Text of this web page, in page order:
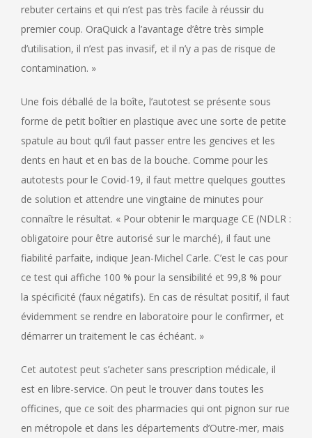
rebuter certains et qui n’est pas très facile à réussir du
premier coup. OraQuick a l’avantage d’être très simple
d’utilisation, il n’est pas invasif, et il n’y a pas de risque de
contamination. »
Une fois déballé de la boîte, l’autotest se présente sous
forme de petit boîtier en plastique avec une sorte de petite
spatule au bout qu’il faut passer entre les gencives et les
dents en haut et en bas de la bouche. Comme pour les
autotests pour le Covid-19, il faut mettre quelques gouttes
de solution et attendre une vingtaine de minutes pour
connaître le résultat. « Pour obtenir le marquage CE (NDLR :
obligatoire pour être autorisé sur le marché), il faut une
fiabilité parfaite, indique Jean-Michel Carle. C’est le cas pour
ce test qui affiche 100 % pour la sensibilité et 99,8 % pour
la spécificité (faux négatifs). En cas de résultat positif, il faut
évidemment se rendre en laboratoire pour le confirmer, et
démarrer un traitement le cas échéant. »
Cet autotest peut s’acheter sans prescription médicale, il
est en libre-service. On peut le trouver dans toutes les
officines, que ce soit des pharmacies qui ont pignon sur rue
en métropole et dans les départements d’Outre-mer, mais